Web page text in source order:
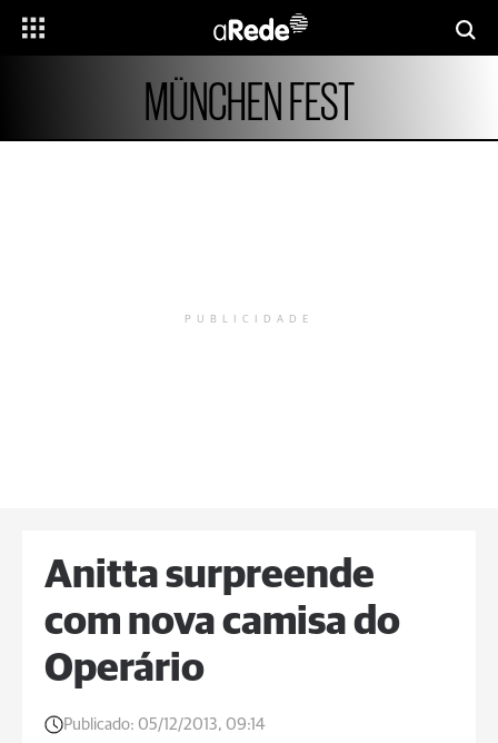
MÜNCHEN FEST
PUBLICIDADE
Anitta surpreende
com nova camisa do
Operário
Publicado: 05/12/2013, 09:14